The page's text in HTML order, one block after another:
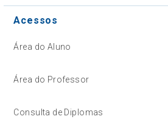
Acessos
Área do Aluno
Área do Professor
Consulta de Diplomas